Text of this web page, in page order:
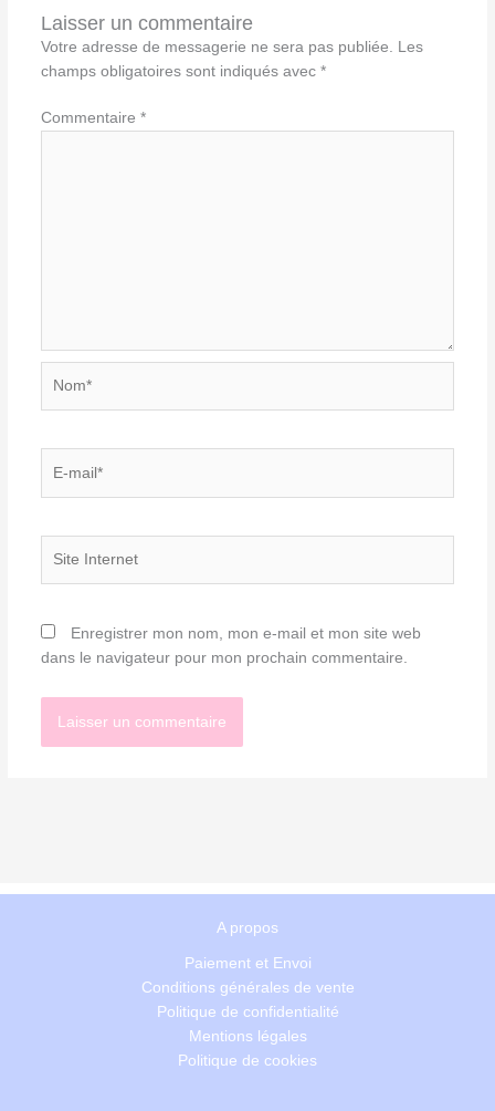
Laisser un commentaire
Votre adresse de messagerie ne sera pas publiée.
Les
champs obligatoires sont indiqués avec *
Commentaire *
mail*
Enregistrer mon nom, mon e-mail et mon site web
dans le navigateur pour mon prochain commentaire.
A propos
Paiement et Envoi
Conditions générales de vente
Politique de confidentialité
Mentions légales
Politique de cookies